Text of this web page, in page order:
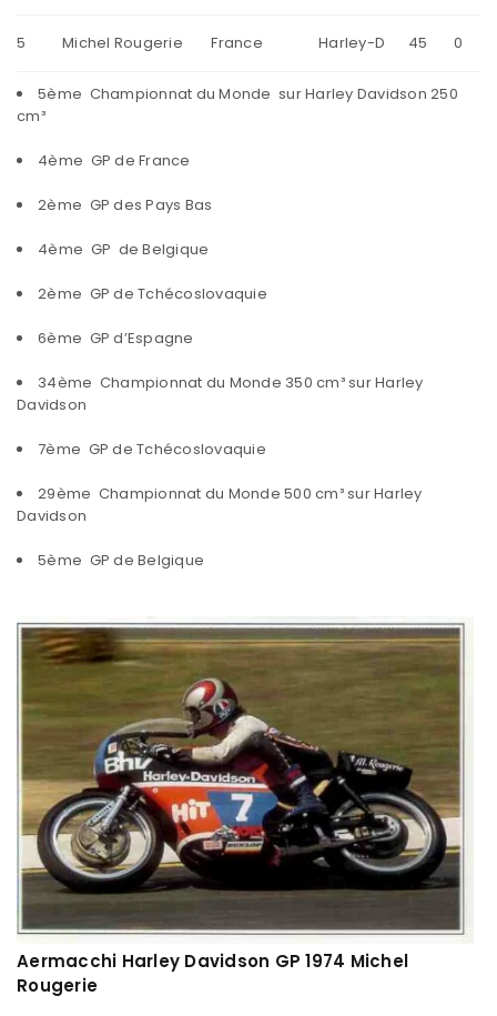
5 Michel Rougerie France Harley-D 45 0
5ème Championnat du Monde sur Harley Davidson 250
cm³
4ème GP de France
2ème GP des Pays Bas
4ème GP de Belgique
2ème GP de Tchécoslovaquie
6ème GP d’Espagne
34ème Championnat du Monde 350 cm³ sur Harley
Davidson
7ème GP de Tchécoslovaquie
29ème Championnat du Monde 500 cm³ sur Harley
Davidson
5ème GP de Belgique
Aermacchi Harley Davidson GP 1974 Michel
Rougerie